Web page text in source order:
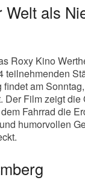
als
Roxy Kino
teilnehmenden
am
Der Film zeigt
Fahrrad die
humorvollen